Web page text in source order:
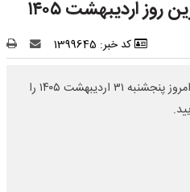
اردیبهشت ۱۴۰۵
کد خبر: 1399645
قیمت دلار، یورو، پوند و سایر ارز‌ها امروز پنجشنبه ۳۱ اردیبهشت ۱۴۰۵ را